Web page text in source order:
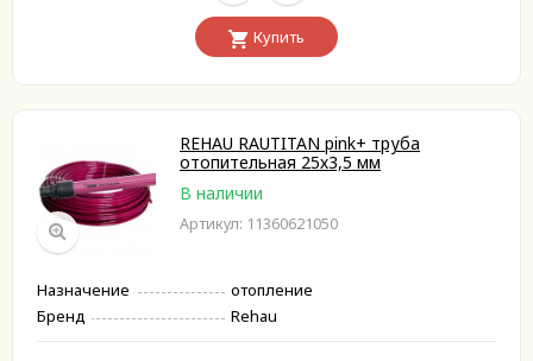
Купить
REHAU RAUTITAN pink+ труба
отопительная 25х3,5 мм
В наличии
Артикул: 11360621050
Назначение
отопление
Бренд
Rehau